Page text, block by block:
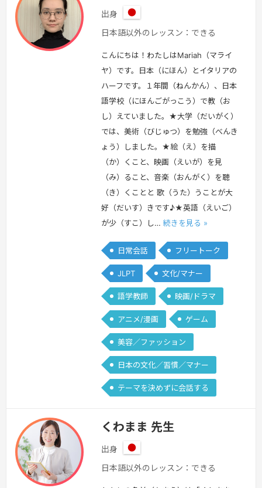
出身
日
本
日本語以外のレッスン：できる
こんにちは！わたしはMariah（マライ
ヤ）です。日本（にほん）とイタリアの
ハーフです。１年間（ねんかん）、日本
語学校（にほんごがっこう）で教（お
し）えていました。★大学（だいがく）
では、美術（びじゅつ）を勉強（べんき
ょう）しました。★絵（え）を描
（か）くこと、映画（えいが）を見
（み）ること、音楽（おんがく）を聴
（き）くことと 歌（うた）うことが大
好（だいす）きです♪★英語（えいご）
が少（すこ）し… 続きを見る »
日常会話 フリートーク
JLPT 文化/マナー
語学教師 映画/ドラマ
アニメ/漫画 ゲーム
美容／ファッション
日本の文化／習慣／マナー
テーマを決めずに会話する
くわまま 先生
出身
日
本
日本語以外のレッスン：できる